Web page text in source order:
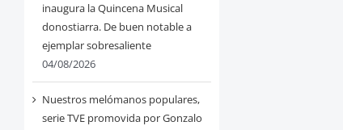
inaugura la Quincena Musical
donostiarra. De buen notable a
ejemplar sobresaliente
04/08/2026
Nuestros melómanos populares,
serie TVE promovida por Gonzalo